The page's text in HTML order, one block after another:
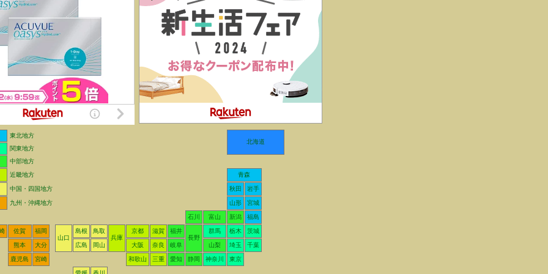
東北地方
北海道
関東地方
中部地方
近畿地方
青森
中国・四国地方 秋田 岩手
九州・沖縄地方 山形 宮城
石川 富山 新潟 福島
佐賀
福岡
山口
島根
鳥取
兵庫
京都 滋賀
福井
長野
群馬 栃木 茨城
熊本 大分 広島 岡山 大阪 奈良 岐阜 山梨 埼玉 千葉
鹿児島 宮崎 和歌山 三重 愛知 静岡 神奈川 東京